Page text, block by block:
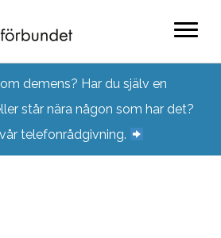
demens? Har du själv en
står nära någon som har det?
telefonrådgivning.